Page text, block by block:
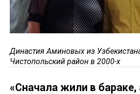
Династия Аминовых из
Чистопольский район в 2000-х
«Сначала жили в бараке,